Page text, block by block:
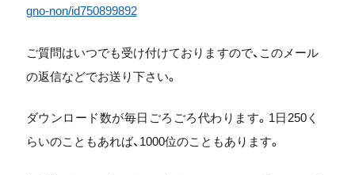
gno-non/id750899892
ご質問はいつでも受け付けておりますので、このメール
の返信などでお送り下さい。
ダウンロード数が毎日ごろごろ代わります。1日250く
らいのこともあれば、1000位のこともあります。